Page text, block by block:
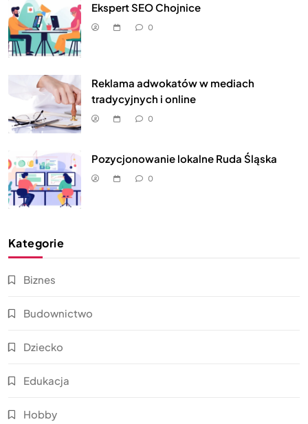
Ekspert SEO Chojnice
0
Reklama adwokatów w mediach
tradycyjnych i online
0
Pozycjonowanie lokalne Ruda Śląska
0
Kategorie
Biznes
Budownictwo
Dziecko
Edukacja
Hobby